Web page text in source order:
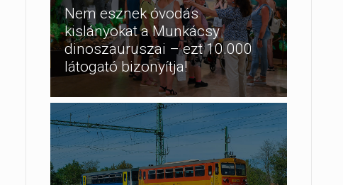
Nem esznek óvodás
kislányokat a Munkácsy
dinoszauruszai – ezt 10.000
látogató bizonyítja!